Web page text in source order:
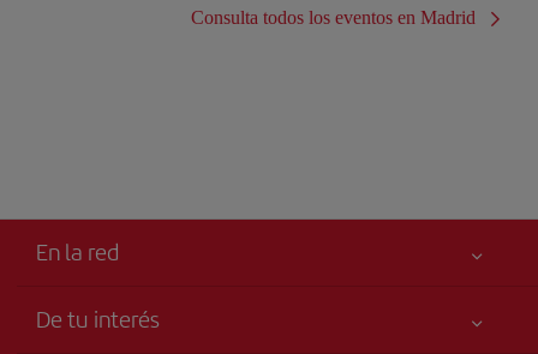
Consulta todos los eventos en Madrid
En la red
De tu interés